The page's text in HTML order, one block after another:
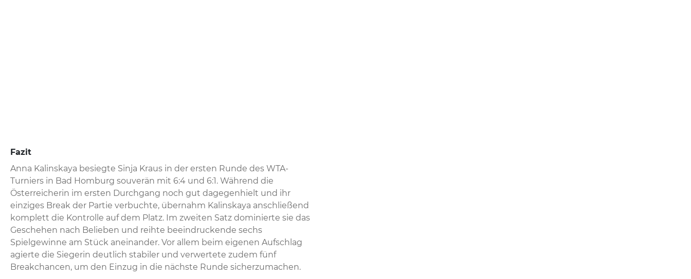
Fazit
Anna Kalinskaya besiegte Sinja Kraus in der ersten Runde des WTA-
Turniers in Bad Homburg souverän mit 6:4 und 6:1. Während die
Österreicherin im ersten Durchgang noch gut dagegenhielt und ihr
einziges Break der Partie verbuchte, übernahm Kalinskaya anschließend
komplett die Kontrolle auf dem Platz. Im zweiten Satz dominierte sie das
Geschehen nach Belieben und reihte beeindruckende sechs
Spielgewinne am Stück aneinander. Vor allem beim eigenen Aufschlag
agierte die Siegerin deutlich stabiler und verwertete zudem fünf
Breakchancen, um den Einzug in die nächste Runde sicherzumachen.